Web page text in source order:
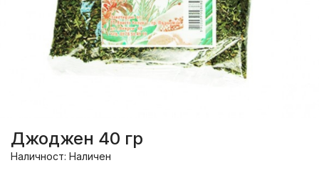
Джоджен 40 гр
Наличност: Наличен